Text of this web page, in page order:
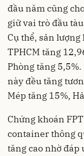
đầu năm cũng
giữ vai trò đầu
Cụ thể, sản
TPHCM tăng
Phòng tăng
này đều tăng
Mép tăng 15%,
Chứng khoán
container thông
tăng cao nhờ